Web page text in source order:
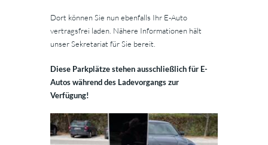
Dort können Sie nun ebenfalls Ihr E-Auto
vertragsfrei laden. Nähere Informationen hält
unser Sekretariat für Sie bereit.
Diese Parkplätze stehen ausschließlich für E-
Autos während des Ladevorgangs zur
Verfügung!